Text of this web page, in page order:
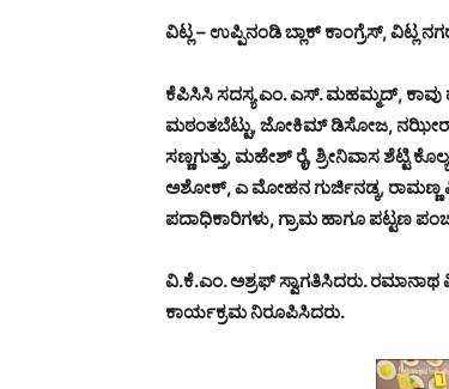
ವಿಟ್ಲ – ಉಪ್ಪಿನಂಡಿ ಬ್ಲಾಕ್ ಕಾಂಗ್ರೆಸ್,
ಕೆಪಿಸಿಸಿ ಸದಸ್ಯ ಎಂ. ಎಸ್. ಮಹಮ್ಮದ್, ಕಾವು
ಮಠಂತಬೆಟ್ಟು, ಜೋಕಿಮ್ ಡಿಸೋಜ, ನಝೀರ್
ಸಣ್ಣಗುತ್ತು, ಮಹೇಶ್ ರೈ, ಶ್ರೀನಿವಾಸ ಶೆಟ್ಟಿ
ಅಶೋಕ್, ಎ ಮೋಹನ ಗುರ್ಜಿನಡ್ಕ, ರಾಮಣ್ಣ
ಪದಾಧಿಕಾರಿಗಳು, ಗ್ರಾಮ ಹಾಗೂ ಪಟ್ಟಣ
ವಿ.ಕೆ.ಎಂ. ಅಶ್ರಫ್ ಸ್ವಾಗತಿಸಿದರು.
ಕಾರ್ಯಕ್ರಮ ನಿರೂಪಿಸಿದರು.